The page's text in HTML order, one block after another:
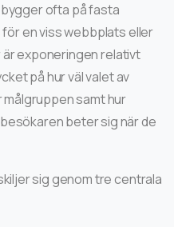
ofta på fasta
en viss webbplats eller
exponeringen relativt
på hur väl valet av
samt hur
beter sig när de
sig genom tre centrala